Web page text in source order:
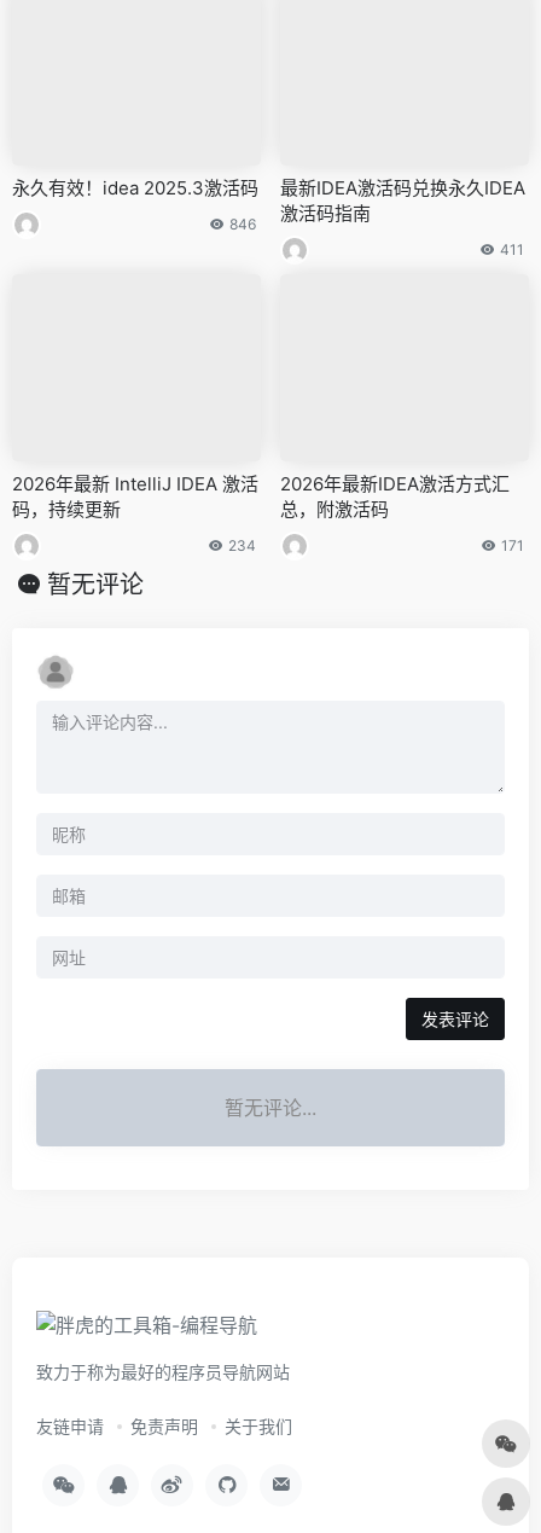
永久有效！idea 2025.3激活码
846
最新IDEA激活码兑换永久IDEA
激活码指南
411
2026年最新 IntelliJ IDEA 激活
码，持续更新
234
2026年最新IDEA激活方式汇
总，附激活码
171
暂无评论
暂无评论...
致力于称为最好的程序员导航网站
友链申请 免责声明 关于我们